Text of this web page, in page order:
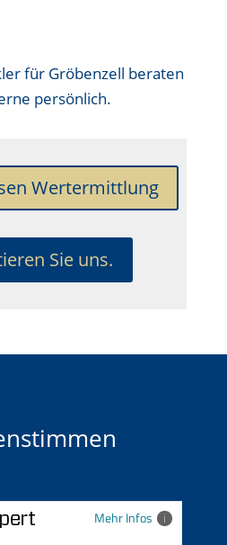
für Gröbenzell beraten
persönlich.
Wertermittlung
Sie uns.
Mehr Infos